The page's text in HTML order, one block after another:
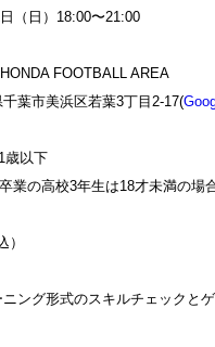
（日）18:00〜21:00
FOOTBALL AREA
葉市美浜区若葉3丁目2-17(
歳以下
業の高校3年生は18才未満の場
）
ング形式のスキルチェックとゲ